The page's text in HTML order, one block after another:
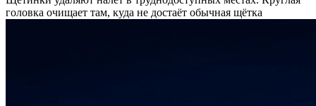
головка очищает там, куда не достаёт обычная щётка